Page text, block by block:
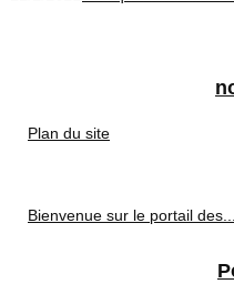
Plan du site
Bienvenue sur le portail des...